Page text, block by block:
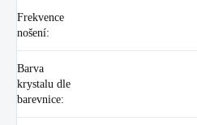
Frekvence
nošení:
Barva
krystalu dle
barevnice: